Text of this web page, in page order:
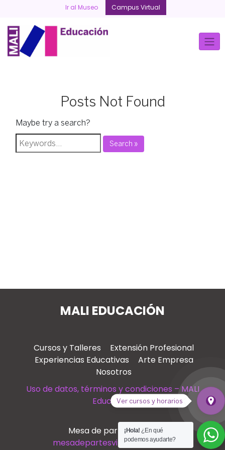
content
Ir al Museo Campus Virtual
Posts Not Found
Maybe try a search?
Search »
MALI EDUCACIÓN
Cursos y Talleres
Extensión Profesional
Experiencias Educativas
Arte Empresa
Nosotros
Uso de datos, términos y condiciones – MALI
Educación
Mesa de partes virtual
mesadepartesvirtual@mali.pe
¡Hola! ¿En qué
podemos ayudarte?
Ver
place
Ver cursos y horarios